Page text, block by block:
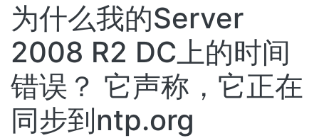
为什么我的Server
2008 R2 DC上的时间
错误？ 它声称，它正在
同步到ntp.org